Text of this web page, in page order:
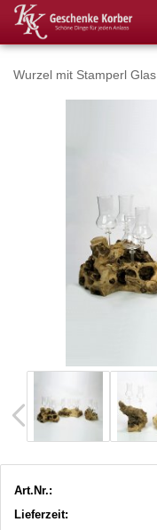
Wurzel mit Stamperl
Art.Nr.:
Lieferzeit: